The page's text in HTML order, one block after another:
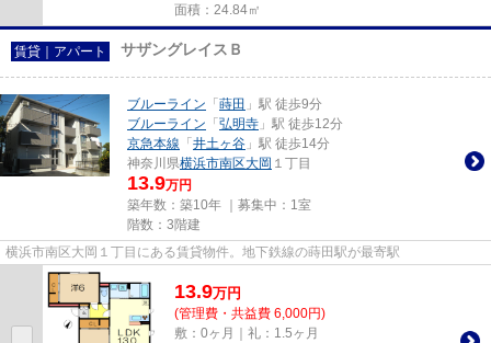
面積：24.84㎡
賃貸｜アパート サザングレイスＢ
ブルーライン 「 蒔田 」駅 徒歩9分
ブルーライン 「 弘明寺 」駅 徒歩12分
京急本線 「 井土ヶ谷 」駅 徒歩14分
神奈川県横浜市南区大岡 １丁目
13.9万円
築年数：築10年 ｜募集中： 1室
階数：3階建
横浜市南区大岡１丁目にある賃貸物件。地下鉄線の蒔田駅が最寄駅
13.9万円
(管理費・共益費 6,000円)
敷：0ヶ月｜礼：1.5ヶ月